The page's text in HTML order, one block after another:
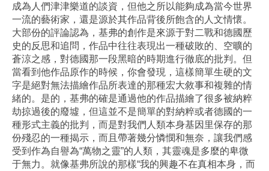
成為人們津津樂道的談資，但他之所以能夠成為當今世界
一流的藝術家，還是源於其作品背後所飽含的人文情懷。
大部份的評論認為，基弗的創作是來源于對二戰和德國歷
史的反思和追問，作品中往往表現出一種破敗的、空曠的
蒼涼之感，對德國那一段黑暗的時期進行徹底的批判。但
當看到他作品原作的時候，你會發現，這樣簡單生硬的文
字是絕對無法描繪作品所表達的那種宏大敘事和複雜的情
緒的。是的，基弗的確是通過他的作品描繪了很多被納粹
劫掠過後的廢墟，但這並不是簡單的對納粹或者德國的一
種形式主義的批判，而是對我們人類本身基因里保存的那
份殘忍的一種揭示，而且帶著幾分憐憫和無奈，讓我們感
受到作為自譽為“萬物之靈”的人類，其靈魂是多麼的卑微
于無力。就像基弗所說的那樣“我的興趣不在真相本身，而